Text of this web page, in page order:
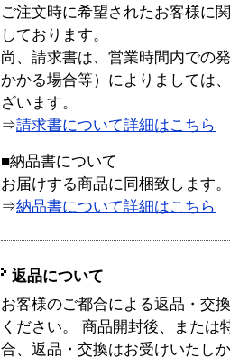
ご注文時に希望されたお客様に
しております。
尚、請求書は、営業時間内での
かかる場合等）によりましては
ざいます。
⇒請求書について詳細はこちら
■納品書について
お届けする商品に同梱致します。
⇒納品書について詳細はこちら
返品について
お客様のご都合による返品・交
ください。 商品開封後、または
合、返品・交換はお受けいたし